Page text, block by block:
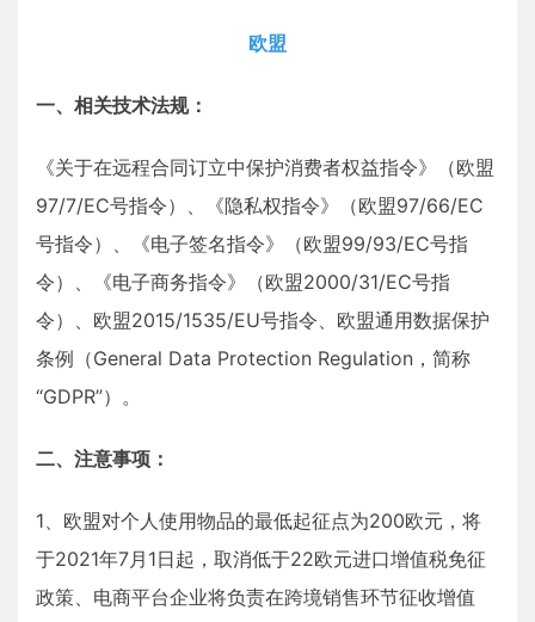
欧盟
一、相关技术法规：
《关于在远程合同订立中保护消费者权益指令》（欧盟
97/7/EC号指令）、《隐私权指令》（欧盟97/66/EC
号指令）、《电子签名指令》（欧盟99/93/EC号指
令）、《电子商务指令》（欧盟2000/31/EC号指
令）、欧盟2015/1535/EU号指令、欧盟通用数据保护
条例（General Data Protection Regulation，简称
“GDPR”）。
二、注意事项：
1、欧盟对个人使用物品的最低起征点为200欧元，将
于2021年7月1日起，取消低于22欧元进口增值税免征
政策、电商平台企业将负责在跨境销售环节征收增值